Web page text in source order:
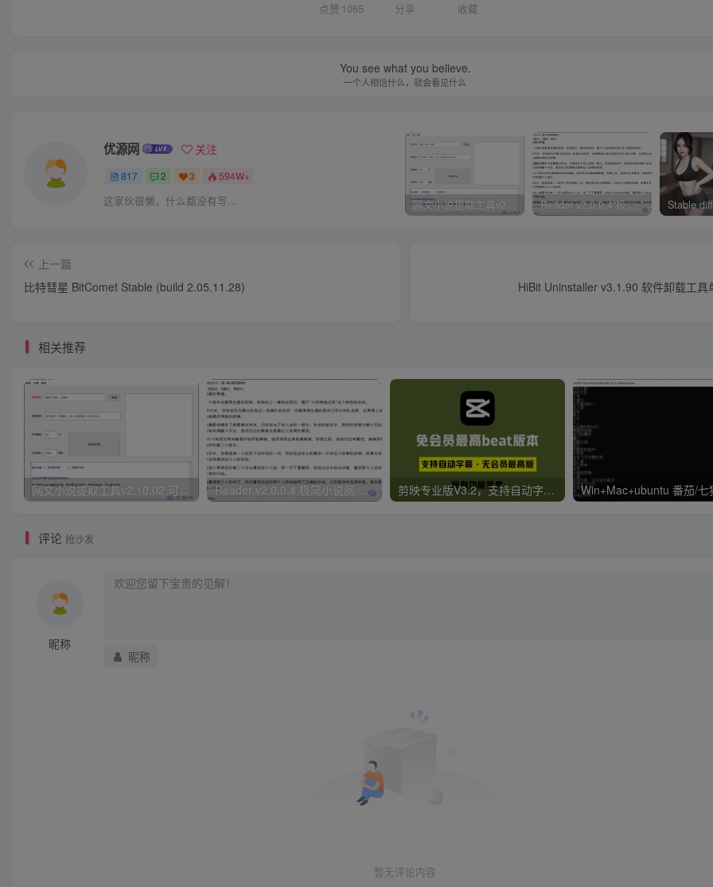
点赞 1065 分享 收藏
You see what you believe.
一个人相信什么，就会看见什么
优源网 关注
817 2 3 594W+
这家伙很懒，什么都没有写... 网文小说提取工具v2.10.02 可以自动下载小说 从此不再花钱看小说 Reader v2.0.0.4 极简小说阅读器支持导入在线及离线书源
上一篇
比特彗星 BitComet Stable (build 2.05.11.28)
HiBit Uninstaller v3.1.90 软件卸载工具
相关推荐
Reader v2.0.0.4 极简小说阅读器支持导入在线及离线书源 剪映专业版V3.2，支持自动字幕识别、特效，无任何会员按钮，免会员官方版
评论 抢沙发
昵称
昵称
暂无评论内容